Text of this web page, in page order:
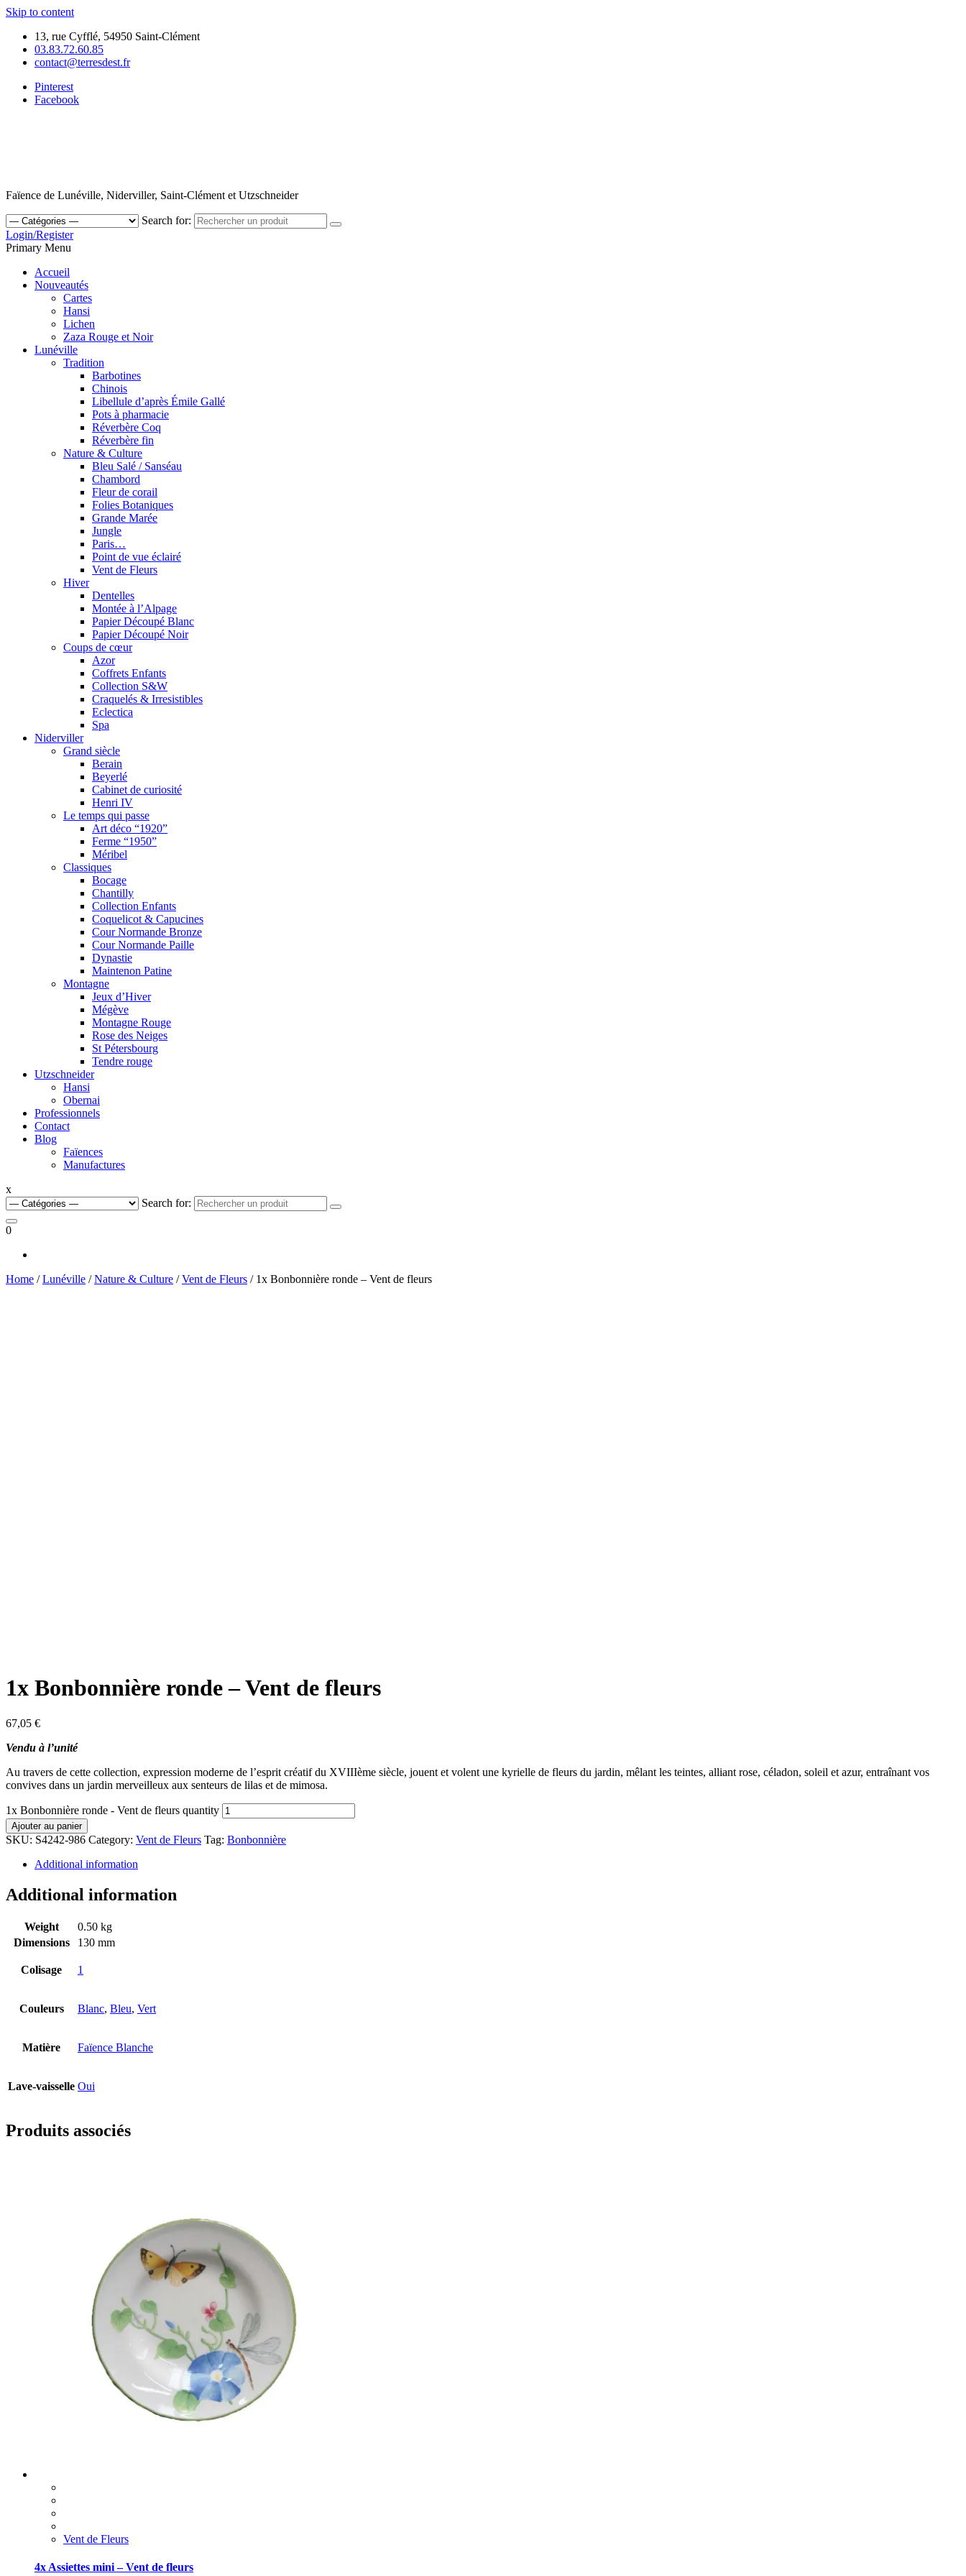
Skip to content
13, rue Cyfflé, 54950 Saint-Clément
03.83.72.60.85
contact@terresdest.fr
Pinterest
Facebook
Faïence de Lunéville, Niderviller, Saint-Clément et Utzschneider
Search for:
Login/Register
Primary Menu
Accueil
Nouveautés
Cartes
Hansi
Lichen
Zaza Rouge et Noir
Lunéville
Tradition
Barbotines
Chinois
Libellule d’après Émile Gallé
Pots à pharmacie
Réverbère Coq
Réverbère fin
Nature & Culture
Bleu Salé / Sanséau
Chambord
Fleur de corail
Folies Botaniques
Grande Marée
Jungle
Paris…
Point de vue éclairé
Vent de Fleurs
Hiver
Dentelles
Montée à l’Alpage
Papier Découpé Blanc
Papier Découpé Noir
Coups de cœur
Azor
Coffrets Enfants
Collection S&W
Craquelés & Irresistibles
Eclectica
Spa
Niderviller
Grand siècle
Berain
Beyerlé
Cabinet de curiosité
Henri IV
Le temps qui passe
Art déco “1920”
Ferme “1950”
Méribel
Classiques
Bocage
Chantilly
Collection Enfants
Coquelicot & Capucines
Cour Normande Bronze
Cour Normande Paille
Dynastie
Maintenon Patine
Montagne
Jeux d’Hiver
Mégève
Montagne Rouge
Rose des Neiges
St Pétersbourg
Tendre rouge
Utzschneider
Hansi
Obernai
Professionnels
Contact
Blog
Faïences
Manufactures
x
Search for:
0
Home /Lunéville /Nature & Culture /Vent de Fleurs / 1x Bonbonnière ronde – Vent de fleurs
1x Bonbonnière ronde – Vent de fleurs
67,05 €
Vendu à l’unité
Au travers de cette collection, expression moderne de l’esprit créatif du XVIIIème siècle, jouent et volent une kyrielle de fleurs du jardin, mêlant les teintes, alliant rose, céladon, soleil et azur, entraînant vos
convives dans un jardin merveilleux aux senteurs de lilas et de mimosa.
1x Bonbonnière ronde - Vent de fleurs quantity
Ajouter au panier
SKU: S4242-986 Category: Vent de Fleurs Tag: Bonbonnière
Additional information
Additional information
Weight
0.50 kg
Dimensions
130 mm
Colisage 1
Couleurs Blanc, Bleu, Vert
Matière Faïence Blanche
Lave-vaisselle Oui
Produits associés
Vent de Fleurs
4x Assiettes mini – Vent de fleurs